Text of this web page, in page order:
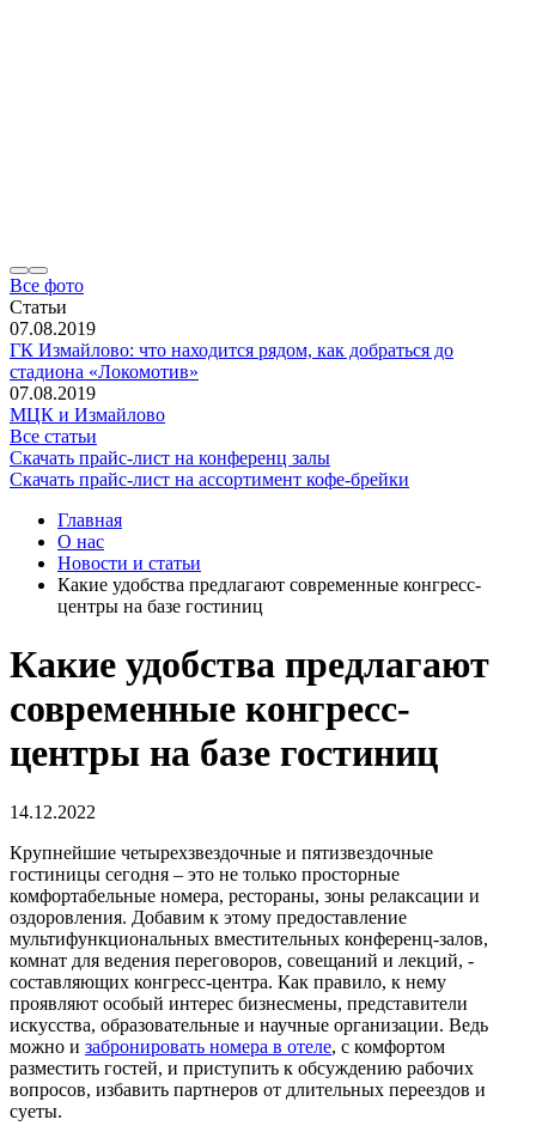
Все фото
Статьи
07.08.2019
ГК Измайлово: что находится рядом, как добраться до
стадиона «Локомотив»
07.08.2019
МЦК и Измайлово
Все статьи
Скачать прайс-лист на конференц залы
Скачать прайс-лист на ассортимент кофе-брейки
Главная
О нас
Новости и статьи
Какие удобства предлагают современные конгресс-
центры на базе гостиниц
Какие удобства предлагают
современные конгресс-
центры на базе гостиниц
14.12.2022
Крупнейшие четырехзвездочные и пятизвездочные
гостиницы сегодня – это не только просторные
комфортабельные номера, рестораны, зоны релаксации и
оздоровления. Добавим к этому предоставление
мультифункциональных вместительных конференц-залов,
комнат для ведения переговоров, совещаний и лекций, -
составляющих конгресс-центра. Как правило, к нему
проявляют особый интерес бизнесмены, представители
искусства, образовательные и научные организации. Ведь
можно и забронировать номера в отеле, с комфортом
разместить гостей, и приступить к обсуждению рабочих
вопросов, избавить партнеров от длительных переездов и
суеты.